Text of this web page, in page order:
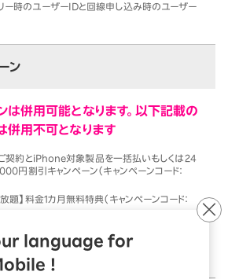
language for
!
ー時のユーザーIDと回線申し込み時のユーザー
ン
は併用可能となります。以下記載の
併用不可となります
契約とiPhone対象製品を一括払いもしくは24
円割引キャンペーン（キャンペーンコード：
題】料金1カ月無料特典（キャンペーンコード：
のご購入で割引キャンペーン（キャンペーンコー